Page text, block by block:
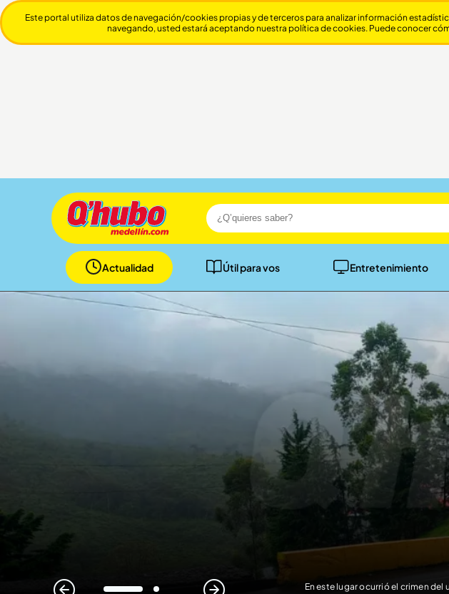
Actualidad Útil para vos Entretenimiento
En este lugar ocurrió el crimen del
Este portal utiliza datos de navegación/cookies propias y de terceros para analizar información
navegando, usted estará aceptando nuestra política de cookies. Puede conocer